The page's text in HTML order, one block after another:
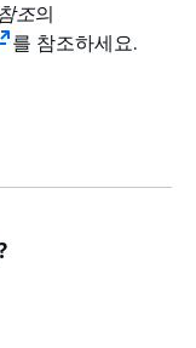
조의
를 참조하세요.